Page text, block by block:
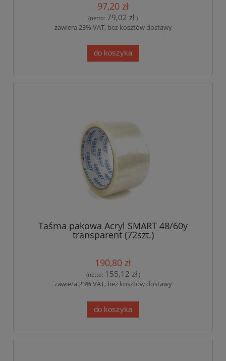
97,20 zł
(netto: 79,02 zł )
zawiera 23% VAT, bez kosztów dostawy
do koszyka
Taśma pakowa Acryl SMART 48/60y
transparent (72szt.)
190,80 zł
(netto: 155,12 zł)
zawiera 23% VAT, bez kosztów dostawy
do koszyka